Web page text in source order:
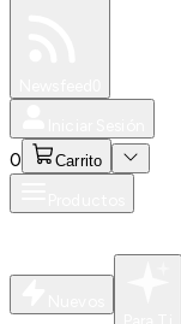
0 Carrito